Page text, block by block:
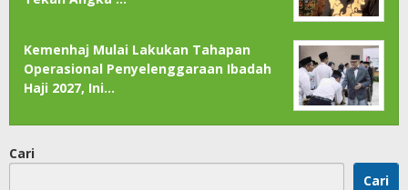
Kemenhaj Mulai Lakukan Tahapan
Operasional Penyelenggaraan Ibadah
Haji 2027, Ini…
Cari
Cari